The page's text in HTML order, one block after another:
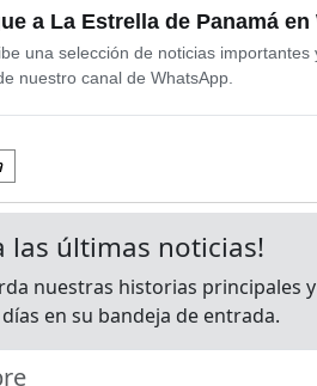
a La Estrella de Panamá
una selección de noticias importantes
nuestro canal de WhatsApp.